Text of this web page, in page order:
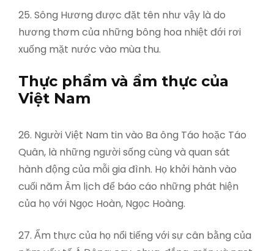
25. Sông Hương được đặt tên như vậy là do
hương thơm của những bông hoa nhiệt đới rơi
xuống mặt nước vào mùa thu.
Thực phẩm và ẩm thực của
Việt Nam
26. Người Việt Nam tin vào Ba ông Táo hoặc Táo
Quân, là những người sống cùng và quan sát
hành động của mỗi gia đình. Họ khởi hành vào
cuối năm Âm lịch để báo cáo những phát hiện
của họ với Ngọc Hoàn, Ngọc Hoàng.
27. Ẩm thực của họ nổi tiếng với sự cân bằng của